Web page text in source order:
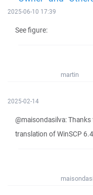
2025-06-10 17:39
See figure:
martin
2025-02-14
@maisondasilva:
translation of WinSCP